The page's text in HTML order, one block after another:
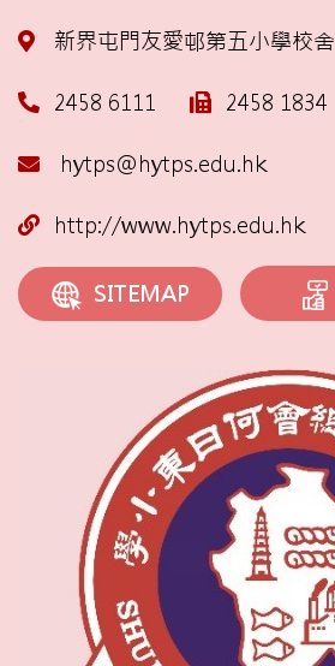
新界屯門友愛邨第五小學校舍
2458 6111 2458 1834
hytps@hytps.edu.hk
http://www.hytps.edu.hk
SITEMAP